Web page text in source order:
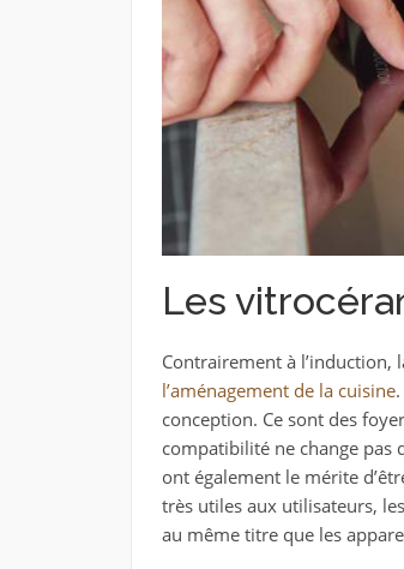
Les
Contrairement à l’induction,
l’aménagement de la cuisine.
conception. Ce sont des
compatibilité ne change pas
ont également le mérite
très utiles aux utilisateurs,
au même titre que les